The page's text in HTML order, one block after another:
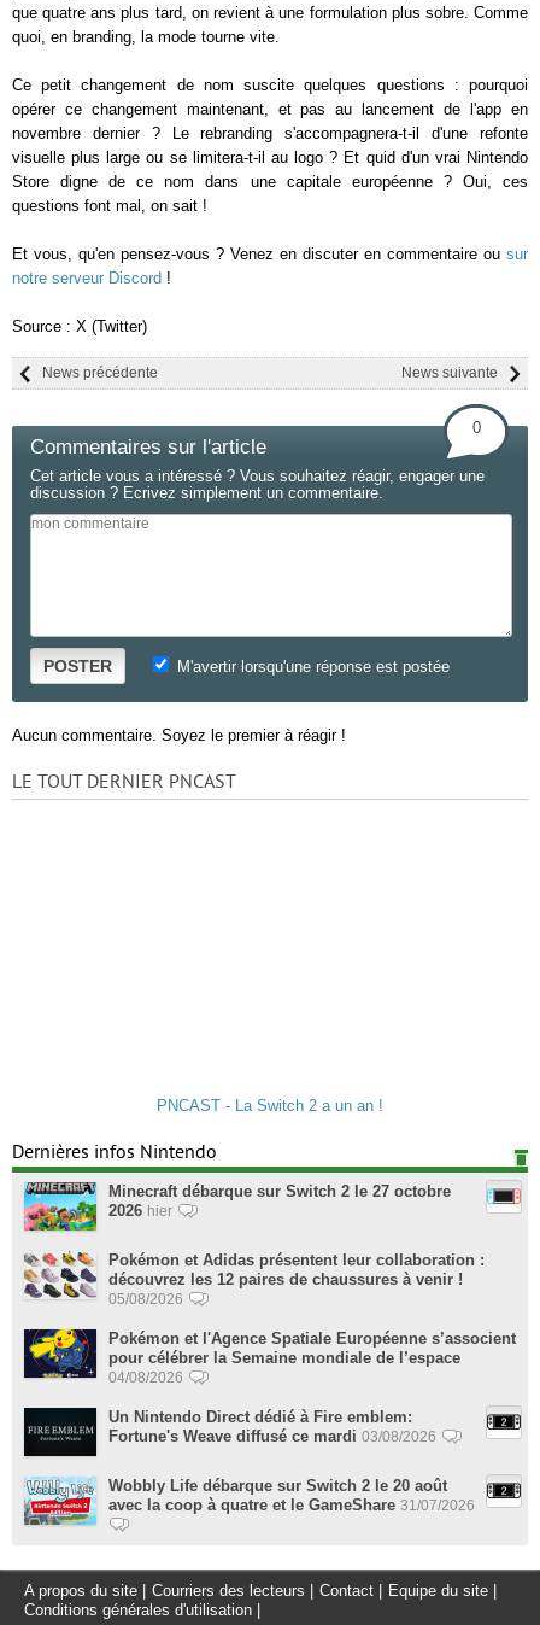
que quatre ans plus tard, on revient à une formulation plus sobre. Comme
quoi, en branding, la mode tourne vite.
Ce petit changement de nom suscite quelques questions : pourquoi
opérer ce changement maintenant, et pas au lancement de l'app en
novembre dernier ? Le rebranding s'accompagnera-t-il d'une refonte
visuelle plus large ou se limitera-t-il au logo ? Et quid d'un vrai Nintendo
Store digne de ce nom dans une capitale européenne ? Oui, ces
questions font mal, on sait !
Et vous, qu'en pensez-vous ? Venez en discuter en commentaire ou sur
notre serveur Discord !
Source : X (Twitter)
News suivante
News précédente
Commentaires sur l'article
0
Cet article vous a intéressé ? Vous souhaitez réagir, engager une
discussion ? Ecrivez simplement un commentaire.
POSTER M'avertir lorsqu'une réponse est postée
Aucun commentaire. Soyez le premier à réagir !
LE TOUT DERNIER PNCAST
PNCAST - La Switch 2 a un an !
Dernières infos Nintendo
Minecraft débarque sur Switch 2 le 27 octobre
2026 hier
Pokémon et Adidas présentent leur collaboration :
découvrez les 12 paires de chaussures à venir !
05/08/2026
Pokémon et l'Agence Spatiale Européenne s’associent
pour célébrer la Semaine mondiale de l’espace
04/08/2026
Un Nintendo Direct dédié à Fire emblem:
Fortune's Weave diffusé ce mardi 03/08/2026
Wobbly Life débarque sur Switch 2 le 20 août
avec la coop à quatre et le GameShare 31/07/2026
A propos du site Courriers des lecteurs Contact Equipe du site
Conditions générales d'utilisation